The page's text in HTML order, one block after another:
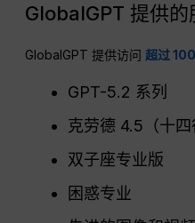
GlobalGPT 提供的
GlobalGPT 提供访问 超过
GPT-5.2 系列
克劳德 4.5（十四
双子座专业版
困惑专业